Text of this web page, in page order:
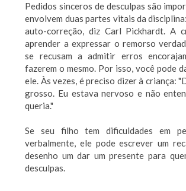
Pedidos sinceros de desculpas são
envolvem duas partes vitais da
auto-correção, diz Carl Pickhardt. A
aprender a expressar o remorso
se recusam a admitir erros
fazerem o mesmo. Por isso, você pode
ele. Às vezes, é preciso dizer à criança:
grosso. Eu estava nervoso e não
queria."
Se seu filho tem dificuldades em
verbalmente, ele pode escrever um
desenho um dar um presente para
desculpas.